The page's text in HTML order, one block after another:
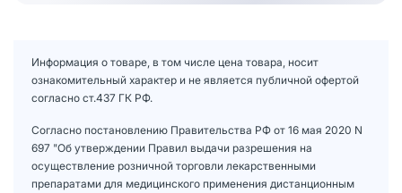
Информация о товаре, в том числе цена товара, носит
ознакомительный характер и не является публичной офертой
согласно ст.437 ГК РФ.
Согласно постановлению Правительства РФ от 16 мая 2020 N
697 "Об утверждении Правил выдачи разрешения на
осуществление розничной торговли лекарственными
препаратами для медицинского применения дистанционным